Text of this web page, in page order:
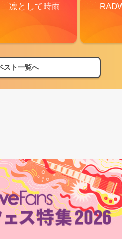
凛として時雨
スト一覧へ